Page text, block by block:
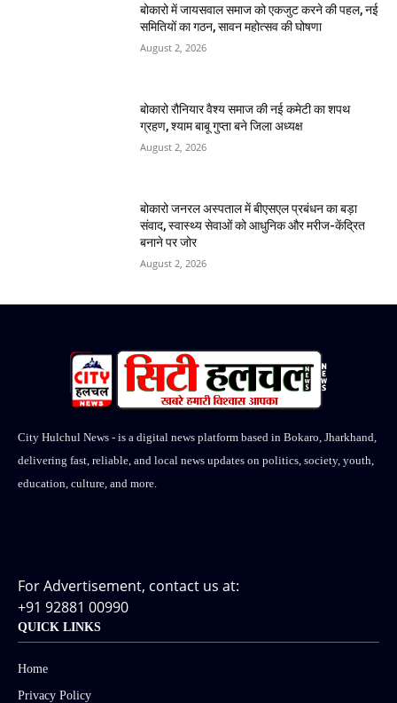
बोकारो में जायसवाल समाज को एकजुट करने की पहल, नई
समितियों का गठन, सावन महोत्सव की घोषणा
August 2, 2026
बोकारो रौनियार वैश्य समाज की नई कमेटी का शपथ
ग्रहण, श्याम बाबू गुप्ता बने जिला अध्यक्ष
August 2, 2026
बोकारो जनरल अस्पताल में बीएसएल प्रबंधन का बड़ा
संवाद, स्वास्थ्य सेवाओं को आधुनिक और मरीज-केंद्रित
बनाने पर जोर
August 2, 2026
City Hulchul News - is a digital news platform based in Bokaro, Jharkhand,
delivering fast, reliable, and local news updates on politics, society, youth,
education, culture, and more.
For Advertisement, contact us at:
+91 92881 00990
QUICK LINKS
Home
Privacy Policy